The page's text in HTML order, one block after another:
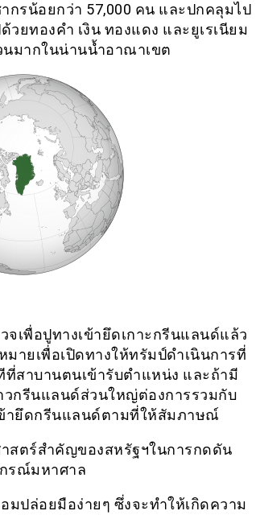
กรน้อยกว่า 57,000 คน และปกคลุมไป
วยทองคำ เงิน ทองแดง และยูเรเนียม
นมากในน่านน้ำอาณาเขต
จเพื่อปูทางเข้ายึดเกาะกรีนแลนด์แล้ว
ายเพื่อเปิดทางให้ทรัมป์ดำเนินการที่
สาบานตนเข้ารับตำแหน่ง และถ้ามี
วกรีนแลนด์ส่วนใหญ่ต่องการรวมกับ
ข้ายึดกรีนแลนด์ตามที่ให้สัมภาษณ์
ตร์สำคัญของสหรัฐฯในการกดดัน
รณ์มหาศาล
ปล่อยมือง่ายๆ ซึ่งจะทำให้เกิดความ